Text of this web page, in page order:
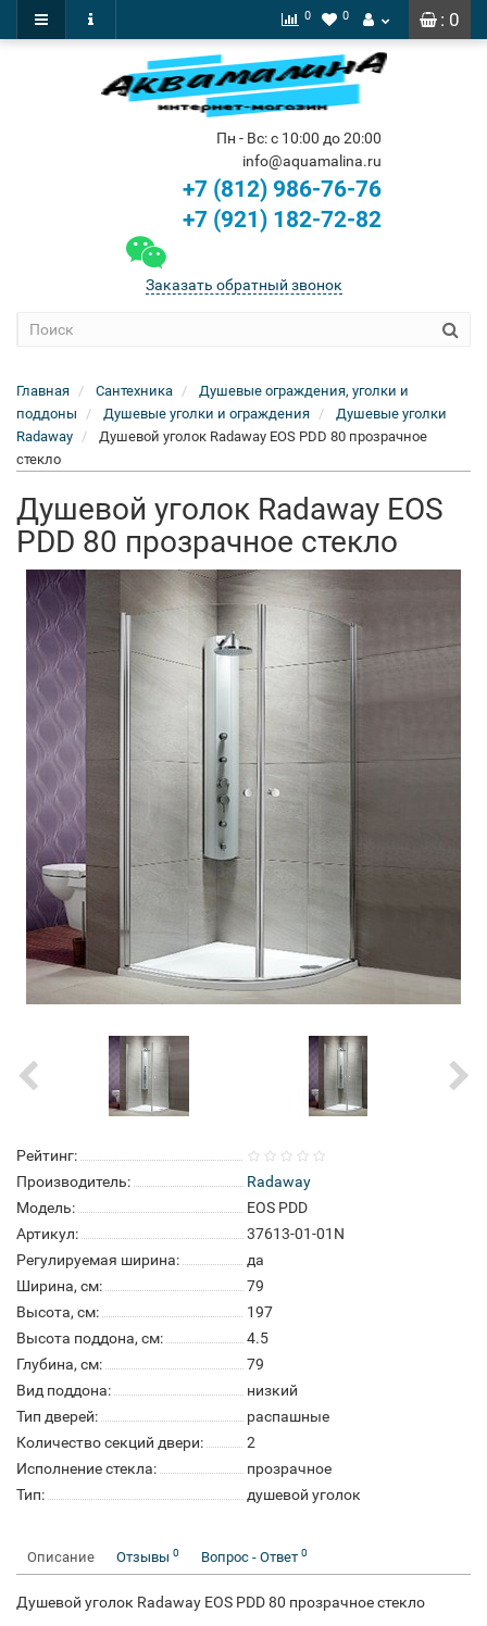
: 0
0 0
Пн - Вс: с 10:00 до 20:00
info@aquamalina.ru
+7 (812) 986-76-76
+7 (921) 182-72-82
Заказать обратный звонок
Главная Сантехника
Душевые ограждения, уголки и
поддоны
Душевые уголки и ограждения
Душевые уголки
Radaway
Душевой уголок Radaway EOS PDD 80 прозрачное
стекло
Душевой уголок Radaway EOS
PDD 80 прозрачное стекло
Рейтинг:
Производитель:
Radaway
Модель:
EOS PDD
Артикул:
37613-01-01N
Регулируемая ширина:
да
Ширина, см:
79
Высота, см:
197
Высота поддона, см:
4.5
Глубина, см:
79
Вид поддона:
низкий
Тип дверей:
распашные
Количество секций двери:
2
Исполнение стекла:
прозрачное
Тип:
душевой уголок
Описание Отзывы 0 Вопрос - Ответ 0
Душевой уголок Radaway EOS PDD 80 прозрачное стекло